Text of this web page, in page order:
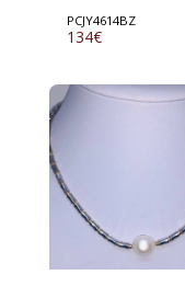
PCJY4614BZ
134€